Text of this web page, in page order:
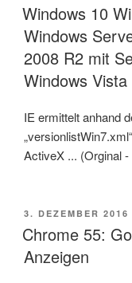
AM
Windows 10
Windows
2008 R2 mit
Windows Vista
IE ermittelt anhand
ActiveX ... (Orginal
VERÖFFENTLICHT
AM
3. DEZEMBER 2016
Chrome 55:
Anzeigen